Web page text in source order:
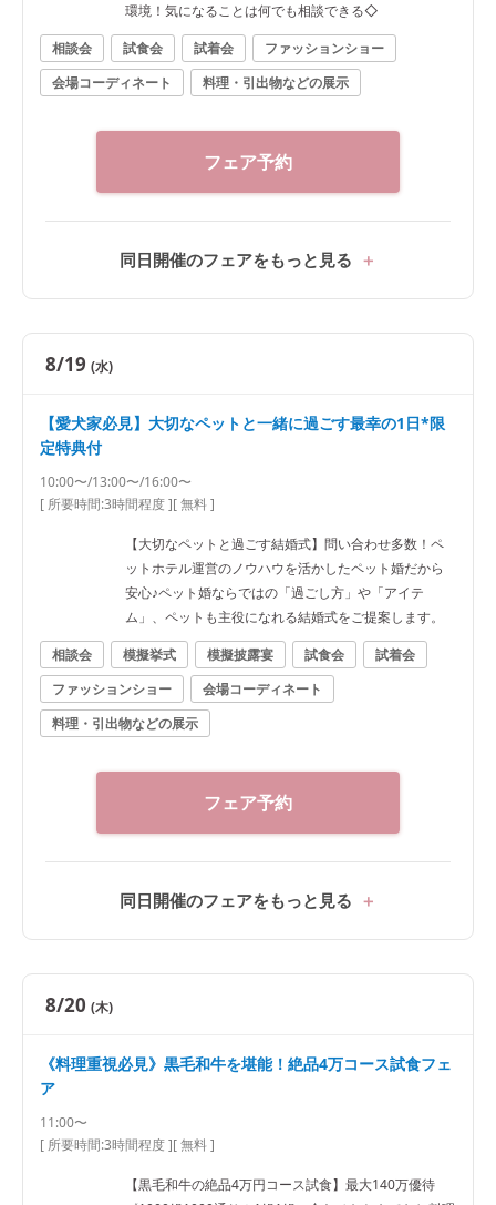
環境！気になることは何でも相談できる◇
相談会
試食会 試着会
ファッションショー
会場コーディネート
料理・引出物などの展示
フェア予約
同日開催のフェアをもっと見る
8/19 (水)
【愛犬家必見】大切なペットと一緒に過ごす最幸の1日*限
定特典付
10:00〜/13:00〜/16:00〜
[ 所要時間:3時間程度][ 無料 ]
【大切なペットと過ごす結婚式】問い合わせ多数！ペ
ットホテル運営のノウハウを活かしたペット婚だから
安心♪ペット婚ならではの「過ごし方」や「アイテ
ム」、ペットも主役になれる結婚式をご提案します。
相談会
模擬挙式 模擬披露宴 試食会
試着会
ファッションショー
会場コーディネート
料理・引出物などの展示
フェア予約
同日開催のフェアをもっと見る
8/20 (木)
《料理重視必見》黒毛和牛を堪能！絶品4万コース試食フェ
ア
11:00〜
[ 所要時間:3時間程度][ 無料 ]
【黒毛和牛の絶品4万円コース試食】最大140万優待